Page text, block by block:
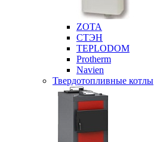
ZOTA
СТЭН
TEPLODOM
Protherm
Navien
Твердотопливные котлы